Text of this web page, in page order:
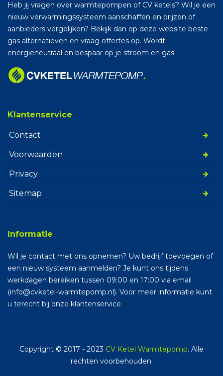
Heb jij vragen over warmtepompen of CV ketels? Wil je een
nieuw verwarmingssysteem aanschaffen en prijzen of
aanbieders vergelijken? Bekijk dan op deze website beste
gas alternatieven en vraag offertes op. Wordt
energieneutraal en bespaar op je stroom en gas.
Klantenservice
Contact
Voorwaarden
Privacy
Sitemap
Informatie
Wil je contact met ons opnemen? Uw bedrijf toevoegen of
een nieuw systeem aanmelden? Je kunt ons tijdens
werkdagen bereiken tussen 09:00 en 17:00 via email
(info@cvketel-warmtepomp.nl). Voor meer informatie kunt
u terecht bij onze klantenservice.
Copyright © 2017 - 2023 CV Ketel Warmtepomp. Alle
rechten voorbehouden.